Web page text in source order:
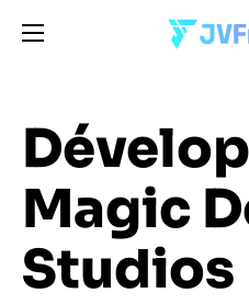
Magic
Studios